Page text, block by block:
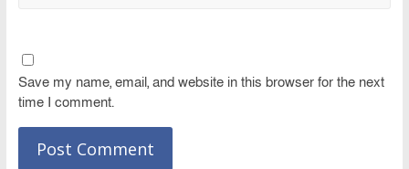
Save my name, email, and website in this browser for the next
time I comment.